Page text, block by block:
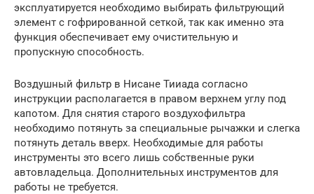
эксплуатируется необходимо выбирать фильтрующий
элемент с гофрированной сеткой, так как именно эта
функция обеспечивает ему очистительную и
пропускную способность.
Воздушный фильтр в Нисане Тииада согласно
инструкции располагается в правом верхнем углу под
капотом. Для снятия старого воздухофильтра
необходимо потянуть за специальные рычажки и слегка
потянуть деталь вверх. Необходимые для работы
инструменты это всего лишь собственные руки
автовладельца. Дополнительных инструментов для
работы не требуется.